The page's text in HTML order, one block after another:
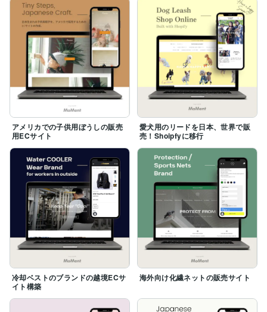
アメリカでの子供用ぼうしの販売
用ECサイト
愛犬用のリードを日本、世界で販
売！Shoipfyに移行
冷却ベストのブランドの越境ECサ
イト構築
海外向け化繊ネットの販売サイト